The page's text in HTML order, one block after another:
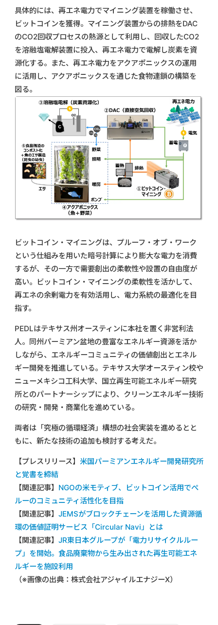
具体的には、再エネ電力でマイニング装置を稼働させ、
ビットコインを獲得。マイニング装置からの排熱をDAC
のCO2回収プロセスの熱源として利用し、回収したCO2
を溶融塩電解装置に投入、再エネ電力で電解し炭素を資
源化する。また、再エネ電力をアクアポニックスの運用
に活用し、アクアポニックスを通じた食物連鎖の構築を
図る。
ビットコイン・マイニングは、プルーフ・オブ・ワーク
という仕組みを用いた暗号計算により膨大な電力を消費
するが、その一方で需要創出の柔軟性や設置の自由度が
高い。ビットコイン・マイニングの柔軟性を活かして、
再エネの余剰電力を有効活用し、電力系統の最適化を目
指す。
PEDLはテキサス州オースティンに本社を置く非営利法
人。同州パーミアン盆地の豊富なエネルギー資源を活か
しながら、エネルギーコミュニティの価値創出とエネル
ギー開発を推進している。テキサス大学オースティン校や
ニューメキシコ工科大学、国立再生可能エネルギー研究
所とのパートナーシップにより、クリーンエネルギー技術
の研究・開発・商業化を進めている。
両者は「究極の循環経済」構想の社会実装を進めるとと
もに、新たな技術の追加も検討する考えだ。
【プレスリリース】 米国パーミアンエネルギー開発研究所
と覚書を締結
【関連記事】 NGOの米モティブ、ビットコイン活用でぺ
ルーのコミュニティ活性化を目指
【関連記事】 JEMSがブロックチェーンを活用した資源循
環の価値証明サービス「Circular Navi」とは
【関連記事】 JR東日本グループが「電力リサイクルルー
プ」を開始。食品廃棄物から生み出された再生可能エネ
ルギーを施設利用
（※画像の出典：株式会社アジャイルエナジーX）